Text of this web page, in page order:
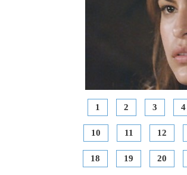
1 2 3 4
10 11 12
18 19 20